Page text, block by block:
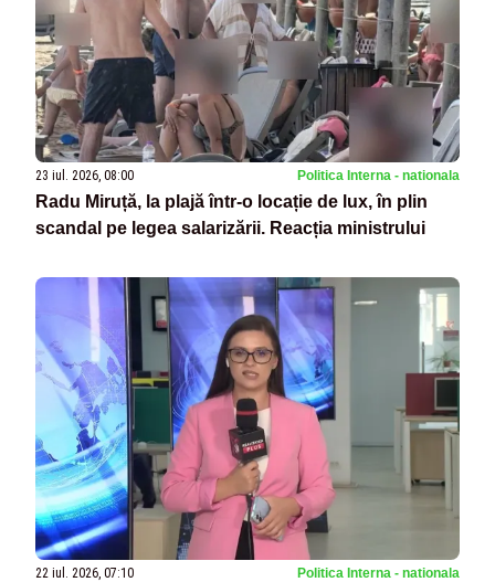
23 iul. 2026, 08:00 Politica Interna - nationala
Radu Miruță, la plajă într-o locație de lux, în plin
scandal pe legea salarizării. Reacția ministrului
22 iul. 2026, 07:10 Politica Interna - nationala